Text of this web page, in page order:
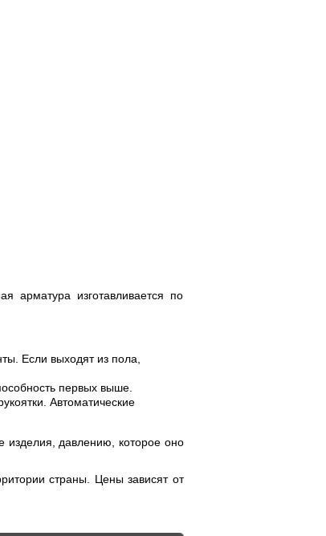
арматура изготавливается по
Если выходят из пола,
первых выше.
Автоматические
изделия, давлению, которое оно
страны. Цены зависят от